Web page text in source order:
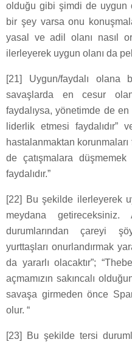
olduğu gibi şimdi de uygun
bir şey varsa onu
yasal ve adil olanı nasıl
ilerleyerek uygun olanı da
[21] Uygun/faydalı olana
savaşlarda en cesur
faydalıysa, yönetimde de
liderlik etmesi faydalıdır”
hastalanmaktan
de çatışmalara
faydalıdır.”
[22] Bu şekilde ilerleyerek
meydana
durumlarından çareyi
yurttaşları onurlandırmak
da yararlı olacaktır”;
açmamızın sakıncalı
savaşa girmeden önce
olur. “
[23] Bu şekilde tersi